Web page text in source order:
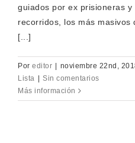
guiados por ex prisioneras
recorridos, los más
[...]
Por editor noviembre 22nd,
Lista
Sin comentarios
Más información